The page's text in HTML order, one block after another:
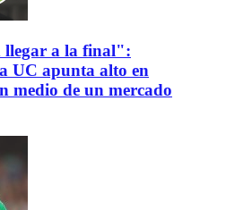
llegar a la final":
UC apunta alto en
medio de un mercado